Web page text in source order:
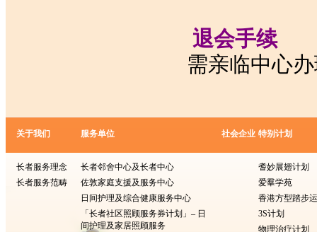
退会手续
需亲临中心
关于我们
长者服务理念
长者服务范畴
服务单位
长者邻舍中心及长者中心
佐敦家庭支援及服务中心
日间护理及综合健康服务中心
「长者社区照顾服务券计划」– 日
间护理及家居照顾服务
社会企业 特别计划
耆妙展翅计划
爱羣学苑
香港方型​​踏步
3S计划
物理治疗计划